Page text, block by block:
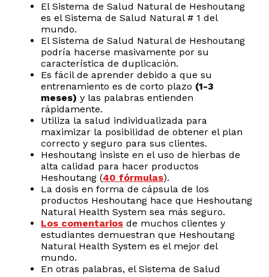
El Sistema de Salud Natural de Heshoutang
es el Sistema de Salud Natural # 1 del
mundo.
El Sistema de Salud Natural de Heshoutang
podría hacerse masivamente por su
característica de duplicación.
Es fácil de aprender debido a que su
entrenamiento es de corto plazo (1-3
meses) y las palabras entienden
rápidamente.
Utiliza la salud individualizada para
maximizar la posibilidad de obtener el plan
correcto y seguro para sus clientes.
Heshoutang insiste en el uso de hierbas de
alta calidad para hacer productos
Heshoutang (40 fórmulas).
La dosis en forma de cápsula de los
productos Heshoutang hace que Heshoutang
Natural Health System sea más seguro.
Los comentarios de muchos clientes y
estudiantes demuestran que Heshoutang
Natural Health System es el mejor del
mundo.
En otras palabras, el Sistema de Salud